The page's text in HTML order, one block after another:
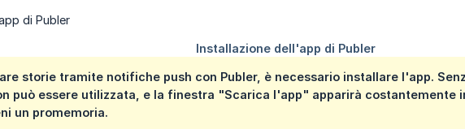
storie tramite notifiche push con Publer, è necessario installare l'app.
può essere utilizzata, e la finestra "Scarica l'app" apparirà costantemente
un promemoria.